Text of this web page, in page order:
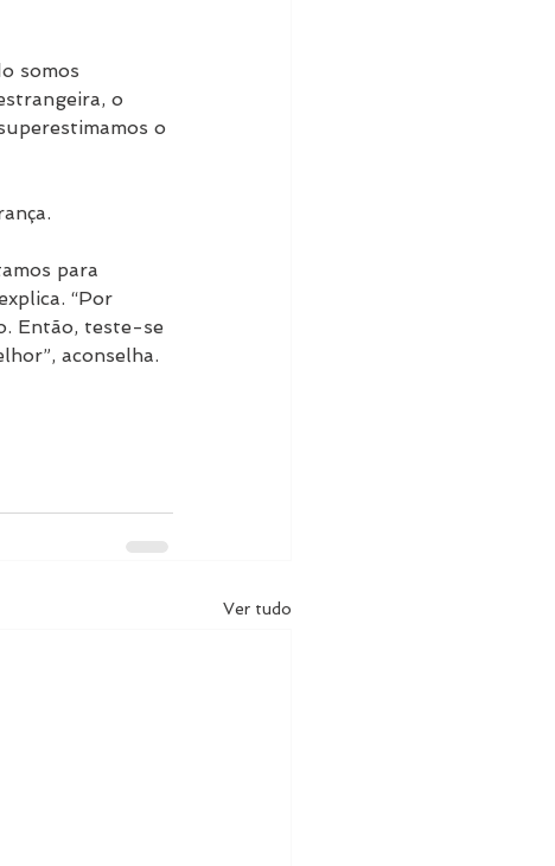
somos
o
o
para
“Por
Então, teste-se
aconselha.
Ver tudo